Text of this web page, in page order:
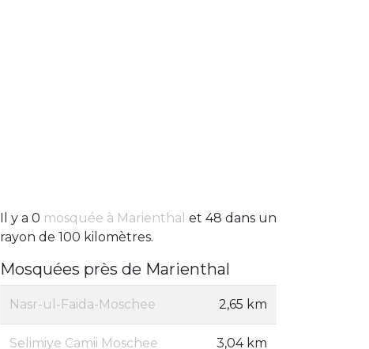
Il y a 0 mosquée à Marienthal et 48 dans un
rayon de 100 kilomètres.
Mosquées près de Marienthal
Nasr-ul-Faida-Moschee 2,65 km
Selimiye Camii Moschee 3,04 km